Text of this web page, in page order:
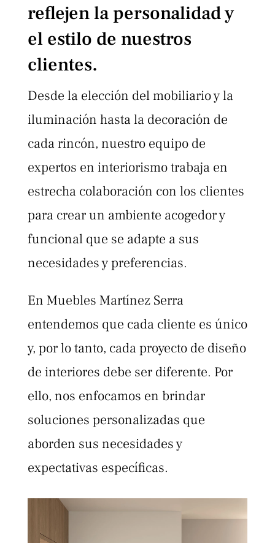
reflejen la personalidad y
el estilo de nuestros
clientes.
Desde la elección del mobiliario y la
iluminación hasta la decoración de
cada rincón, nuestro equipo de
expertos en interiorismo trabaja en
estrecha colaboración con los clientes
para crear un ambiente acogedor y
funcional que se adapte a sus
necesidades y preferencias.
En Muebles Martínez Serra
entendemos que cada cliente es único
y, por lo tanto, cada proyecto de diseño
de interiores debe ser diferente. Por
ello, nos enfocamos en brindar
soluciones personalizadas que
aborden sus necesidades y
expectativas específicas.